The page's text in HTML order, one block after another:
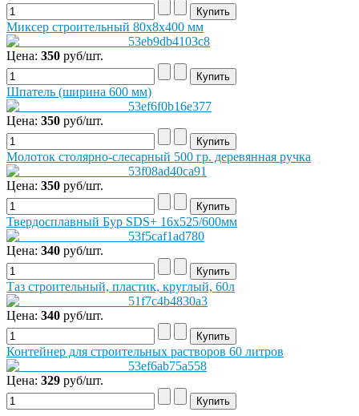
Миксер строительный 80х8х400 мм
Цена: 350 руб/шт.
Шпатель (ширина 600 мм)
Цена: 350 руб/шт.
Молоток столярно-слесарный 500 гр. деревянная ручка
Цена: 350 руб/шт.
Твердосплавный Бур SDS+ 16х525/600мм
Цена: 340 руб/шт.
Таз строительный, пластик, круглый, 60л
Цена: 340 руб/шт.
Контейнер для строительных растворов 60 литров
Цена: 329 руб/шт.